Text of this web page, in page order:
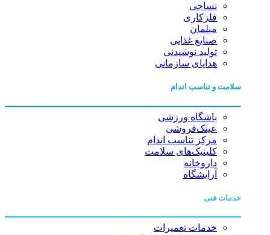
نساجی
فلزکاری
مبلمان
صنایع غذایی
تولید نوشیدنی
هدایای سازمانی
سلامت و تناسب اندام
باشگاه ورزشی
عینک‌فروشی
مرکز تناسب اندام
کلینیک‌های سلامت
داروخانه
آرایشگاه
خدمات فنی
خدمات تعمیرات